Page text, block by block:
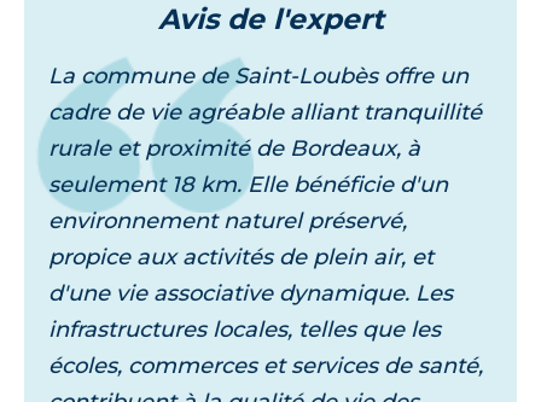
Avisde l'expert
La commune de Saint-Loubès offre un
cadre de vie agréable alliant tranquillité
rurale et proximité de Bordeaux, à
seulement 18 km. Elle bénéficie d'un
environnement naturel préservé,
propice aux activités de plein air, et
d'une vie associative dynamique. Les
infrastructures locales, telles que les
écoles, commerces et services de santé,